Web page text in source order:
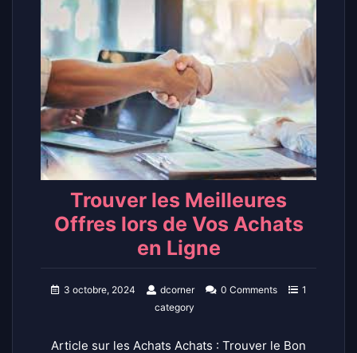
Trouver les Meilleures
Offres lors de Vos Achats
en Ligne
3 octobre, 2024 dcorner 0 Comments
1
category
Article sur les Achats Achats : Trouver le Bon